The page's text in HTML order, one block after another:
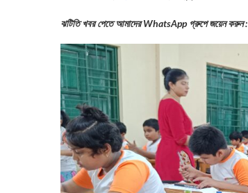
ঝটিতি খবর পেতে আমাদের WhatsApp গ্রুপে জয়েন করুন :